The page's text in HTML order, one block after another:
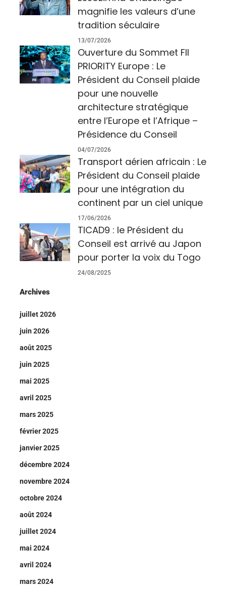
magnifie les valeurs d’une
tradition séculaire
13/07/2026
Ouverture du Sommet FII
PRIORITY Europe : Le
Président du Conseil plaide
pour une nouvelle
architecture stratégique
entre l’Europe et l’Afrique –
Présidence du Conseil
04/07/2026
Transport aérien africain : Le
Président du Conseil plaide
pour une intégration du
continent par un ciel unique
17/06/2026
TICAD9 : le Président du
Conseil est arrivé au Japon
pour porter la voix du Togo
24/08/2025
Archives
juillet 2026
juin 2026
août 2025
juin 2025
mai 2025
avril 2025
mars 2025
février 2025
janvier 2025
décembre 2024
novembre 2024
octobre 2024
août 2024
juillet 2024
mai 2024
avril 2024
mars 2024